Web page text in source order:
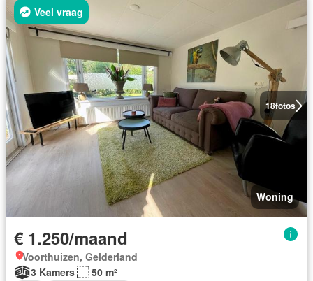
18fotos
Veel vraag
Woning
€ 1.250/maand
Voorthuizen, Gelderland
3 Kamers
50 m²